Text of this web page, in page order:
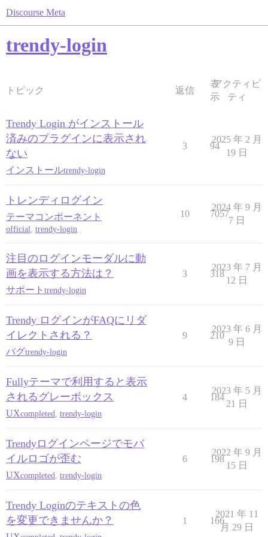
Discourse Meta
trendy-login
トピック 返信
表
示
アクティビ
ティ
Trendy Login がインストール
済みのプラグインに表示され
ない
インストールtrendy-login
3 94
2025 年 2 月
19 日
トレンディログイン
テーマコンポーネント
official, trendy-login
10 7057
2024 年 9 月
7 日
注目のログインモーダルに動
画を表示する方法は？
サポート trendy-login
3 318
2023 年 7 月
12 日
Trendy ログインがFAQにリダ
イレクトされる？
バグtrendy-login
9 210
2023 年 6 月
9 日
Fullyテーマで利用すると表示
されるグレーボックス
UXcompleted trendy-login
4 184
2023 年 5 月
21 日
Trendyログインページでモバ
イルロゴが歪む
UXcompleted trendy-login
6 198
2022 年 9 月
15 日
Trendy Loginのテキストの色
を変更できませんか？
1 166
2021 年 11
月 29 日